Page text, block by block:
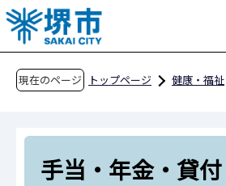
こ
の
ペ
現在のページ トップページ 健康・福祉
手当・年金・貸付・税の軽
手当・年金・貸